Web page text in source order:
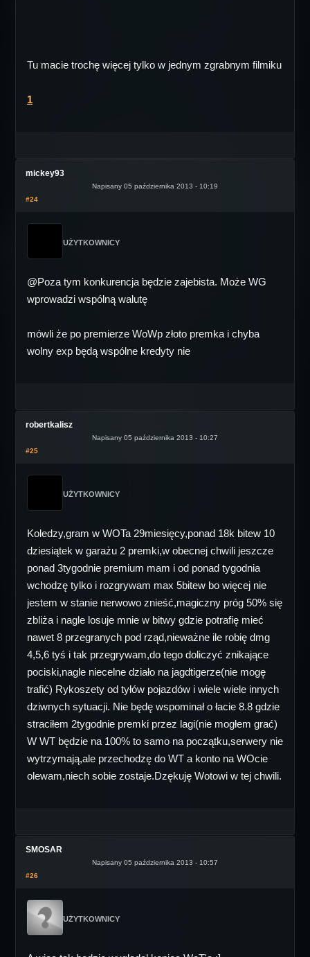
Tu macie trochę więcej tylko w jednym zgrabnym filmiku
1
mickey93
Napisany 05 października 2013 - 10:19
#24
UŻYTKOWNICY
@Poza tym konkurencja będzie zajebista. Może WG
wprowadzi wspólną walutę
mówli że po premierze WoWp złoto premka i chyba
wolny exp będą wspólne kredyty nie
robertkalisz
Napisany 05 października 2013 - 10:27
#25
UŻYTKOWNICY
Koledzy,gram w WOTa 29miesięcy,ponad 18k bitew 10
dziesiątek w garażu 2 premki,w obecnej chwili jeszcze
ponad 3tygodnie premium mam i od ponad tygodnia
wchodzę tylko i rozgrywam max 5bitew bo więcej nie
jestem w stanie nerwowo znieść,magiczny próg 50% się
zbliża i nagle losuje mnie w bitwy gdzie potrafię mieć
nawet 8 przegranych pod rząd,nieważne ile robię dmg
4,5,6 tyś i tak przegrywam,do tego doliczyć znikające
pociski,nagle niecelne działo na jagdtigerze(nie mogę
trafić) Rykoszety od tyłów pojazdów i wiele wiele innych
dziwnych sytuacji. Nie będę wspominał o łacie 8.8 gdzie
straciłem 2tygodnie premki przez lagi(nie mogłem grać)
W WT będzie na 100% to samo na początku,serwery nie
wytrzymają,ale przechodzę do WT a konto na WOcie
olewam,niech sobie zostaje.Dzękuję Wotowi w tej chwili.
SMOSAR
Napisany 05 października 2013 - 10:57
#26
UŻYTKOWNICY